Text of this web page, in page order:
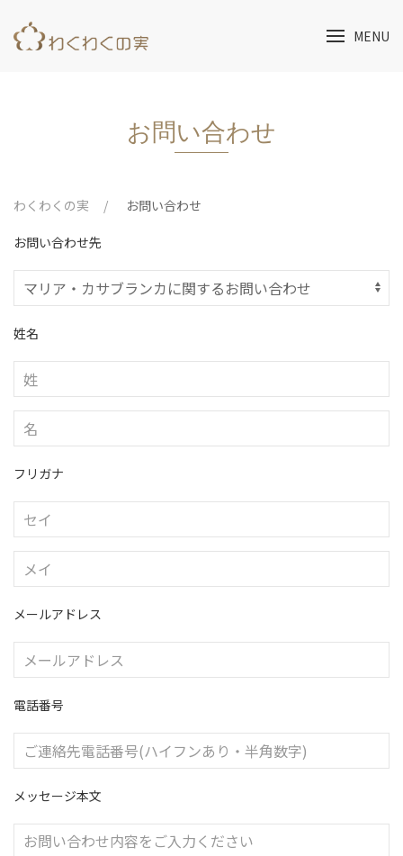
MENU
お問い合わせ
わくわくの実 お問い合わせ
お問い合わせ先
姓名
フリガナ
メールアドレス
電話番号
メッセージ本文